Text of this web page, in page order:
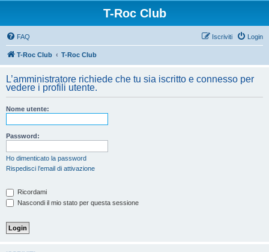
T-Roc Club
FAQ Login
Iscriviti
T-Roc Club T-Roc Club
L’amministratore richiede che tu sia iscritto e connesso per
vedere i profili utente.
Nome utente:
Password:
Ho dimenticato la password
Rispedisci l’email di attivazione
Ricordami
Nascondi il mio stato per questa sessione